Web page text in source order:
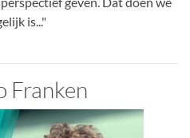
is..."
Franken